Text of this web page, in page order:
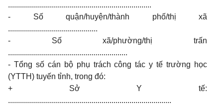
........................................................................
- Số quận/huyện/thành phố/thị xã
.............................................
- Số xã/phường/thị trấn
............................................................
- Tổng số cán bộ phụ trách công tác y tế trường học
(YTTH) tuyến tỉnh, trong đó:
+ Sở Y tế:
..................................................................................